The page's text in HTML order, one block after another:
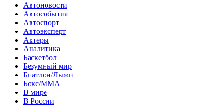
Автоновости
Автособытия
Автоспорт
Автоэксперт
Актеры
Аналитика
Баскетбол
Безумный мир
Биатлон/Лыжи
Бокс/MMA
В мире
В России